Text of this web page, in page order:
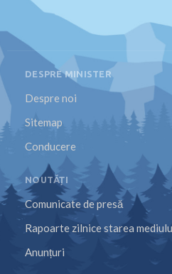
DESPRE MINISTER
Despre noi
Sitemap
Conducere
NOUTĂȚI
Comunicate de presă
Rapoarte zilnice starea
Anunțuri